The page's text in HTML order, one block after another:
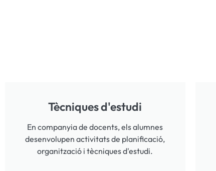
Tècniques d'estudi
En companyia de docents, els alumnes
desenvolupen activitats de planificació,
organització i tècniques d'estudi.